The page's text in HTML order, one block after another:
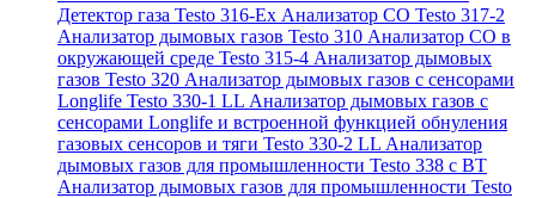
Детектор газа Testo 316-Ex Анализатор CO Testo 317-2
Анализатор дымовых газов Testo 310 Анализатор CO в
окружающей среде Testo 315-4 Анализатор дымовых
газов Testo 320 Анализатор дымовых газов с сенсорами
Longlife Testo 330-1 LL Анализатор дымовых газов с
сенсорами Longlife и встроенной функцией обнуления
газовых сенсоров и тяги Testo 330-2 LL Анализатор
дымовых газов для промышленности Testo 338 с BT
Анализатор дымовых газов для промышленности Testo